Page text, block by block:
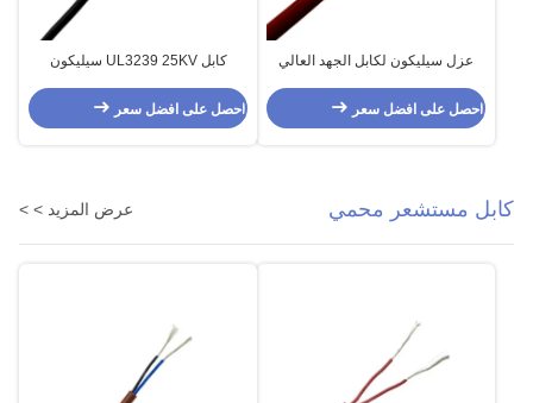
عزل سيليكون لكابل الجهد العالي
احصل على افضل سعر
كابل UL3239 25KV سيليكون
احصل على افضل سعر
كابل مستشعر محمي عرض المزيد > >